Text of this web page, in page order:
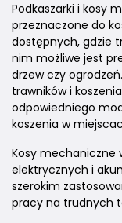
Podkaszarki i kosy
przeznaczone do
dostępnych, gdzie
nim możliwe jest
drzew czy
trawników i
odpowiedniego
koszenia w
Kosy mechaniczne
elektrycznych i
szerokim
pracy na trudnych